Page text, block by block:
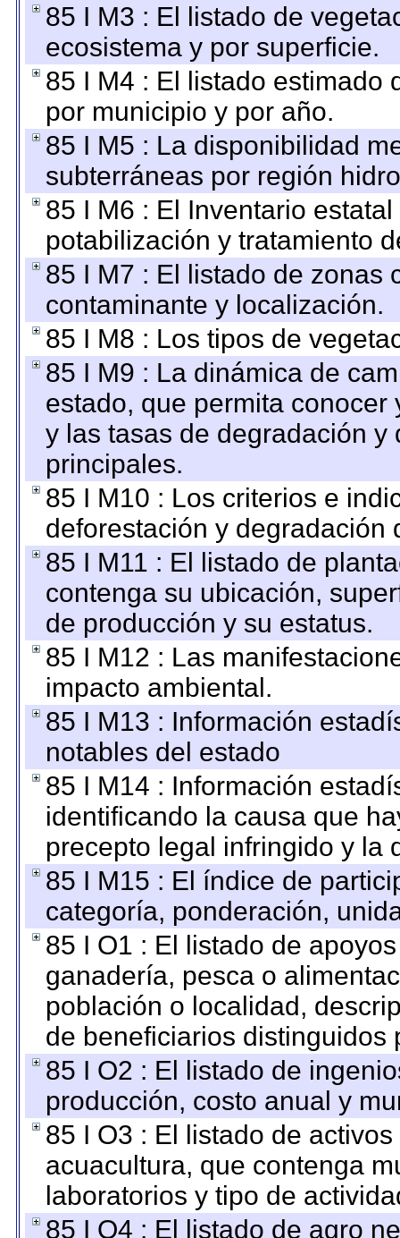
85 I M3 : El listado de
ecosistema y por superficie.
85 I M4 : El listado estimado
por municipio y por año.
85 I M5 : La disponibilidad
subterráneas por región
85 I M6 : El Inventario
potabilización y tratamiento
85 I M7 : El listado de zonas
contaminante y localización.
85 I M8 : Los tipos de
85 I M9 : La dinámica de
estado, que permita
y las tasas de degradación
principales.
85 I M10 : Los criterios e
deforestación y degradación
85 I M11 : El listado de
contenga su ubicación,
de producción y su estatus.
85 I M12 : Las
impacto ambiental.
85 I M13 : Información
notables del estado
85 I M14 : Información
identificando la causa que
precepto legal infringido y la
85 I M15 : El índice de
categoría, ponderación,
85 I O1 : El listado de
ganadería, pesca o
población o localidad,
de beneficiarios distinguidos
85 I O2 : El listado de
producción, costo anual y
85 I O3 : El listado de
acuacultura, que contenga
laboratorios y tipo de
85 I O4 : El listado de agro